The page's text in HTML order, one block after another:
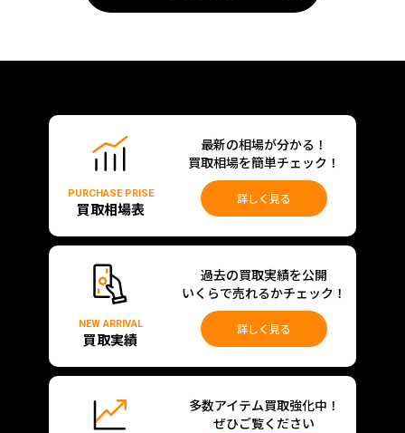
PURCHASE PRISE
買取相場表
最新の相場が分かる！
買取相場を簡単チェック！
詳しく見る
NEW ARRIVAL
買取実績
過去の買取実績を公開
いくらで売れるかチェック！
詳しく見る
多数アイテム買取強化中！
ぜひご覧ください